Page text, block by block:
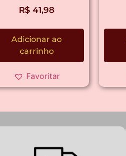
R$ 41,98
Adicionar ao
carrinho
Favoritar